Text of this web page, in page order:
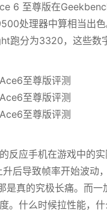
6 至尊版在
处理器中算相当出
跑分为3320，这些数
反应手机在游戏中的
后导致帧率开始波动
是真的究极长痛。而
。什么时候拉性能，